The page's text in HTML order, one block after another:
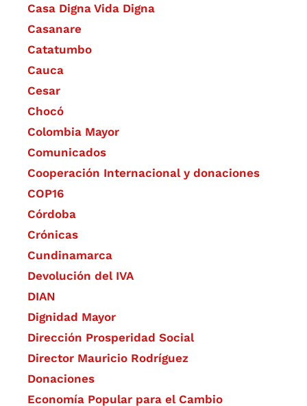
Casa Digna Vida Digna
Casanare
Catatumbo
Cauca
Cesar
Chocó
Colombia Mayor
Comunicados
Cooperación Internacional y donaciones
COP16
Córdoba
Crónicas
Cundinamarca
Devolución del IVA
DIAN
Dignidad Mayor
Dirección Prosperidad Social
Director Mauricio Rodríguez
Donaciones
Economía Popular para el Cambio